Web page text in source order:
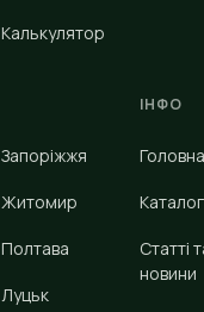
Калькулятор
Запоріжжя
Житомир
Полтава
Луцьк
ІНФО
Головна
Каталог
Статті
новини